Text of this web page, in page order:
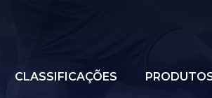
CLASSIFICAÇÕES